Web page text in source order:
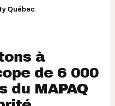
Québec
à
de 6 000
du MAPAQ